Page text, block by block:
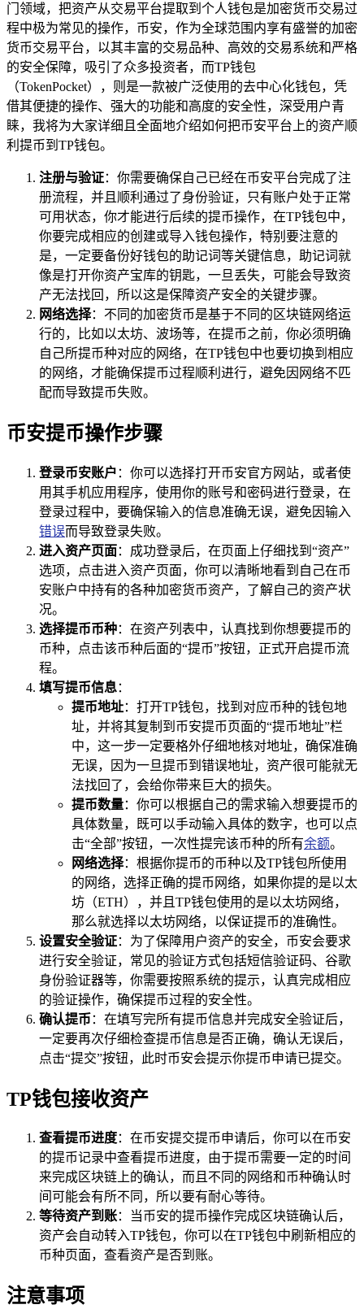
门领域，把资产从交易平台提取到个人钱包是加密货币交易过
程中极为常见的操作，币安，作为全球范围内享有盛誉的加密
货币交易平台，以其丰富的交易品种、高效的交易系统和严格
的安全保障，吸引了众多投资者，而TP钱包
（TokenPocket），则是一款被广泛使用的去中心化钱包，凭
借其便捷的操作、强大的功能和高度的安全性，深受用户青
睐，我将为大家详细且全面地介绍如何把币安平台上的资产顺
利提币到TP钱包。
注册与验证：你需要确保自己已经在币安平台完成了注
册流程，并且顺利通过了身份验证，只有账户处于正常
可用状态，你才能进行后续的提币操作，在TP钱包中，
你要完成相应的创建或导入钱包操作，特别要注意的
是，一定要备份好钱包的助记词等关键信息，助记词就
像是打开你资产宝库的钥匙，一旦丢失，可能会导致资
产无法找回，所以这是保障资产安全的关键步骤。
网络选择：不同的加密货币是基于不同的区块链网络运
行的，比如以太坊、波场等，在提币之前，你必须明确
自己所提币种对应的网络，在TP钱包中也要切换到相应
的网络，才能确保提币过程顺利进行，避免因网络不匹
配而导致提币失败。
币安提币操作步骤
登录币安账户 ：你可以选择打开币安官方网站，或者使
用其手机应用程序，使用你的账号和密码进行登录，在
登录过程中，要确保输入的信息准确无误，避免因输入
错误而导致登录失败。
进入资产页面：成功登录后，在页面上仔细找到“资产”
选项，点击进入资产页面，你可以清晰地看到自己在币
安账户中持有的各种加密货币资产，了解自己的资产状
况。
选择提币币种：在资产列表中，认真找到你想要提币的
币种，点击该币种后面的“提币”按钮，正式开启提币流
程。
填写提币信息：
提币地址：打开TP钱包，找到对应币种的钱包地
址，并将其复制到币安提币页面的“提币地址”栏
中，这一步一定要格外仔细地核对地址，确保准确
无误，因为一旦提币到错误地址，资产很可能就无
法找回了，会给你带来巨大的损失。
提币数量：你可以根据自己的需求输入想要提币的
具体数量，既可以手动输入具体的数字，也可以点
击“全部”按钮，一次性提完该币种的所有余额。
网络选择：根据你提币的币种以及TP钱包所使用
的网络，选择正确的提币网络，如果你提的是以太
坊（ETH），并且TP钱包使用的是以太坊网络，
那么就选择以太坊网络，以保证提币的准确性。
设置安全验证：为了保障用户资产的安全，币安会要求
进行安全验证，常见的验证方式包括短信验证码、谷歌
身份验证器等，你需要按照系统的提示，认真完成相应
的验证操作，确保提币过程的安全性。
确认提币 ：在填写完所有提币信息并完成安全验证后，
一定要再次仔细检查提币信息是否正确，确认无误后，
点击“提交”按钮，此时币安会提示你提币申请已提交。
TP钱包接收资产
查看提币进度：在币安提交提币申请后，你可以在币安
的提币记录中查看提币进度，由于提币需要一定的时间
来完成区块链上的确认，而且不同的网络和币种确认时
间可能会有所不同，所以要有耐心等待。
等待资产到账：当币安的提币操作完成区块链确认后，
资产会自动转入TP钱包，你可以在TP钱包中刷新相应的
币种页面，查看资产是否到账。
注意事项